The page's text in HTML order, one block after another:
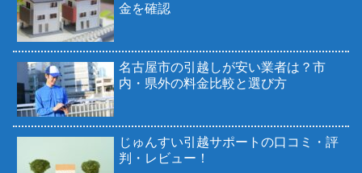
金を確認
名古屋市の引越しが安い業者は？市
内・県外の料金比較と選び方
じゅんすい引越サポートの口コミ・評
判・レビュー！